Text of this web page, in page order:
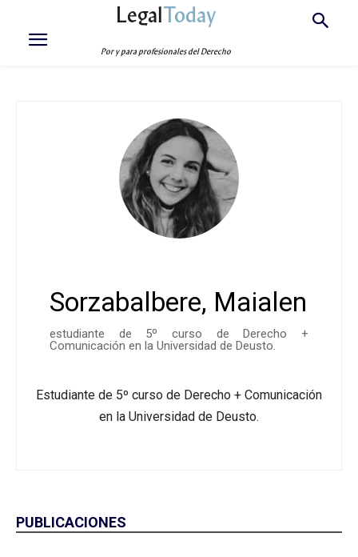
LegalToday
Por y para profesionales del Derecho
Sorzabalbere, Maialen
estudiante de 5º curso de Derecho +
Comunicación en la Universidad de Deusto.
Estudiante de 5º curso de Derecho + Comunicación
en la Universidad de Deusto.
PUBLICACIONES